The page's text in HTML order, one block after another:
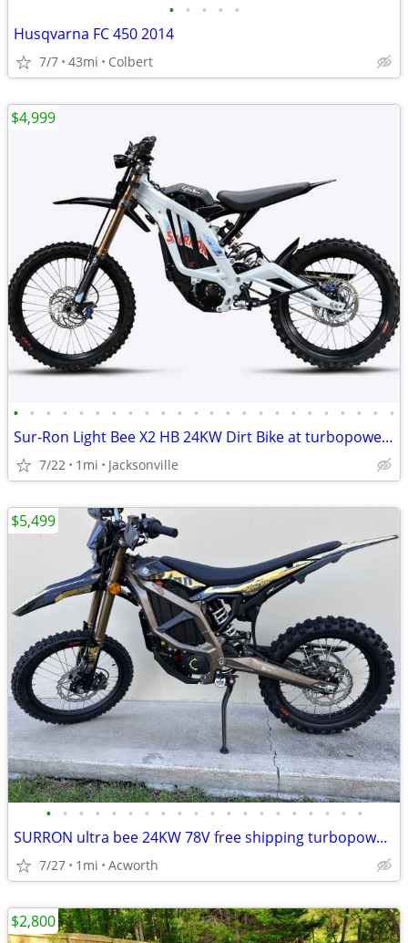
• • • • •
Husqvarna FC 450 2014
7/7 43mi Colbert
• • • • • • • • • • • • • • • • • • • • • • • •
Sur-Ron Light Bee X2 HB 24KW Dirt Bike at turbopowersports.com
7/22 1mi Jacksonville
$4,999
• • • • • • • • • • • • • • • • • • • •
SURRON ultra bee 24KW 78V free shipping turbopowersports
7/27 1mi Acworth
$5,499
$2,800